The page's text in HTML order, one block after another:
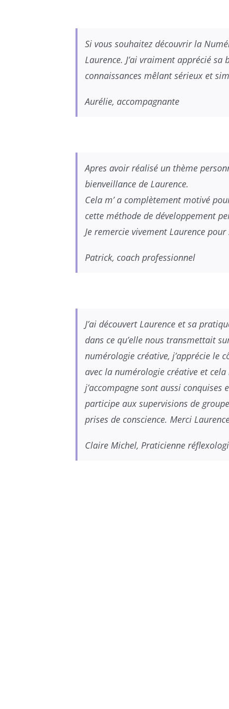
Si vous souhaitez découvrir la
Laurence. J’ai vraiment apprécié
connaissances mêlant sérieux et
Aurélie, accompagnante
Apres avoir réalisé un thème
bienveillance de Laurence.
Cela m’ a complètement motivé
cette méthode de développement
Je remercie vivement Laurence
Patrick, coach professionnel
J’ai découvert Laurence et sa
dans ce qu’elle nous transmettait
numérologie créative, j’apprécie le
avec la numérologie créative et
j’accompagne sont aussi
participe aux supervisions de
prises de conscience. Merci
Claire Michel, Praticienne